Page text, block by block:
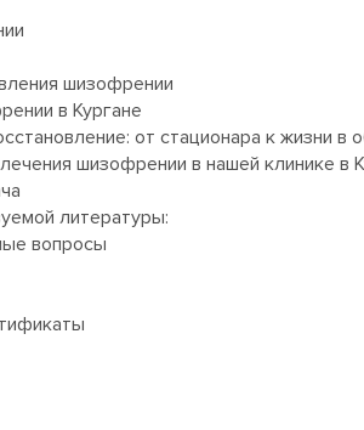
шизофрении
в Кургане
от стационара к жизни в
шизофрении в нашей клинике в
литературы:
вопросы